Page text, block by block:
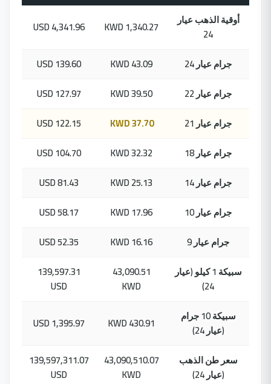
أوقية الذهب عيار
24
1,340.27 KWD
4,341.96 USD
جرام عيار 24 43.09 KWD
139.60 USD
جرام عيار 22
39.50 KWD
127.97 USD
جرام عيار 21
37.70 KWD
122.15 USD
جرام عيار 18
32.32 KWD
104.70 USD
جرام عيار 14
25.13 KWD
81.43 USD
جرام عيار 10
17.96 KWD
58.17 USD
جرام عيار 9
16.16 KWD
52.35 USD
سبيكة 1 كيلو (عيار
24)
43,090.51
KWD
139,597.31
USD
سبيكة 10 جرام
(عيار 24)
430.91 KWD
1,395.97 USD
سعر طن الذهب
(عيار 24)
43,090,510.07
KWD
139,597,311.07
USD